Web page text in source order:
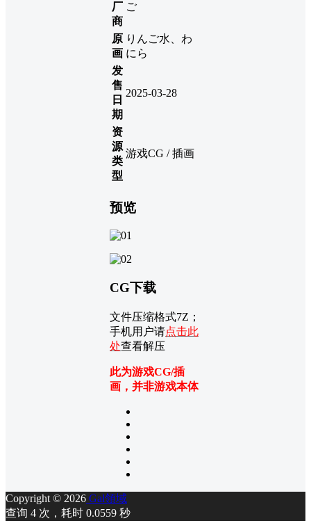
厂
商
ご
原
画
りんご水、わ
にら
发
售
日
期
2025-03-28
资
源
类
型
游戏CG / 插画
预览
CG下载
文件压缩格式7Z；
手机用户请点击此
处查看解压
此为游戏CG/插
画，并非游戏本体
Copyright © 2026 Gal領域
查询 4 次，耗时 0.0559 秒